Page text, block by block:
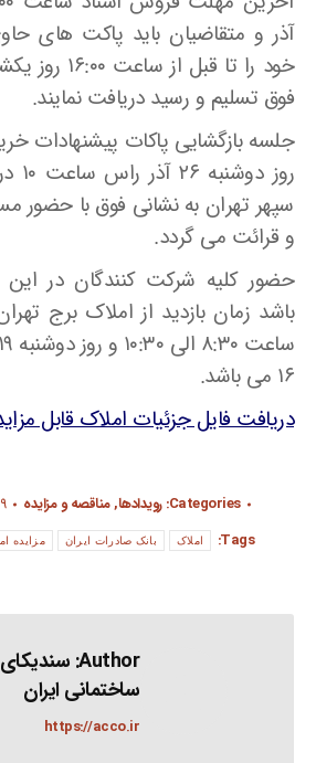
آذر و متقاضیان باید پاکت های
فوق تسلیم و رسید دریافت نمایند.
جلسه بازگشایی پاکات پیشنهادات
سپهر تهران به نشانی فوق با حضور
و قرائت می گردد.
حضور کلیه شرکت کنندگان در
۱۶ می باشد.
دریافت فایل جزئیات املاک قابل
Categories: رویدادها,مناقصه و مزایده
Tags:
املاک بانک صادرات ایران مزایده
Author:
ساختمانی ایران
https://acco.ir